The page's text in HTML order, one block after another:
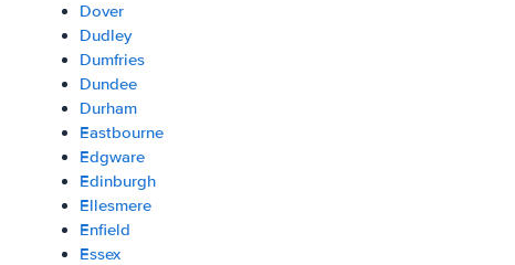
Dover
Dudley
Dumfries
Dundee
Durham
Eastbourne
Edgware
Edinburgh
Ellesmere
Enfield
Essex